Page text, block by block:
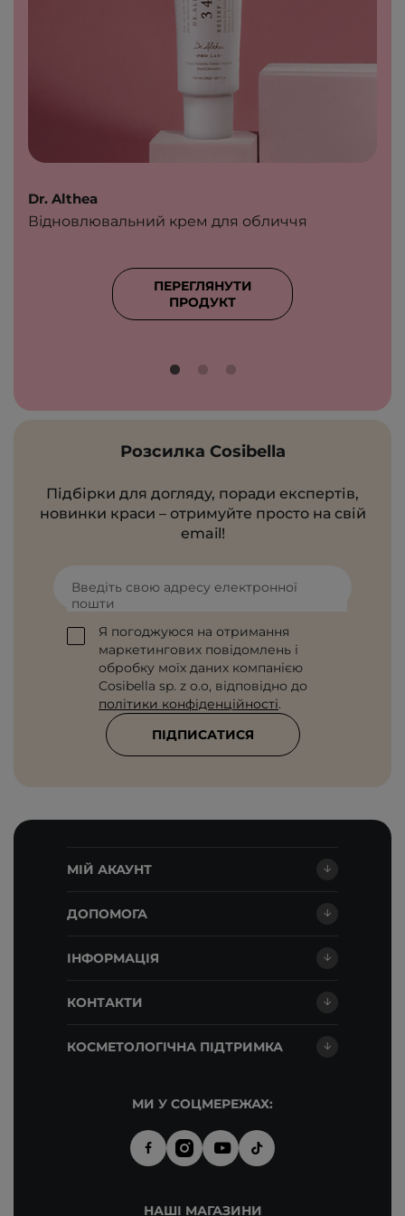
Dr. Althea
Відновлювальний крем для обличчя
ПЕРЕГЛЯНУТИ
ПРОДУКТ
Розсилка Cosibella
Підбірки для догляду, поради експертів,
новинки краси – отримуйте просто на свій
email!
Введіть свою адресу електронної
пошти
Я погоджуюся на отримання
маркетингових повідомлень і
обробку моїх даних компанією
Cosibella sp. z o.o, відповідно до
політики конфіденційності.
ПІДПИСАТИСЯ
МІЙ АКАУНТ
ДОПОМОГА
ІНФОРМАЦІЯ
КОНТАКТИ
КОСМЕТОЛОГІЧНА ПІДТРИМКА
МИ У СОЦМЕРЕЖАХ:
НАШІ МАГАЗИНИ